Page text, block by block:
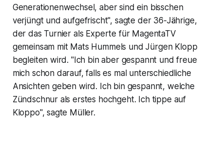
Generationenwechsel, aber sind ein bisschen
verjüngt und aufgefrischt", sagte der 36-Jährige,
der das Turnier als Experte für MagentaTV
gemeinsam mit Mats Hummels und Jürgen Klopp
begleiten wird. "Ich bin aber gespannt und freue
mich schon darauf, falls es mal unterschiedliche
Ansichten geben wird. Ich bin gespannt, welche
Zündschnur als erstes hochgeht. Ich tippe auf
Kloppo", sagte Müller.